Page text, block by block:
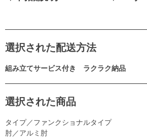
選択された配送方法
組み立てサービス付き ラクラク納品
選択された商品
タイプ／ファンクショナルタイプ
肘／アルミ肘